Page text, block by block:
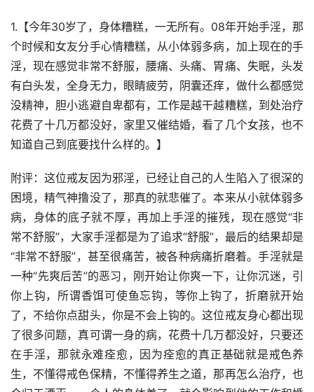
1.【今年30岁了，身体糟糕，一无所有。08年开始手淫，那
个时候和女友分手心情糟糕，从小体弱多病，加上现在的手
淫，现在感觉非常不舒服，腰痛、头痛、胃痛、失眠，头发
有白头发，全身无力，眼睛疲劳，阴囊还痒，做什么都感觉
没精神，胆小逃避自卑都有，工作是越干越糟糕，到处治疗
花费了十几万都没好，家里又催结婚，看了几个女孩，也不
知道自己到底要找什么样的。】
附评：这位戒友因为邪淫，已经让自己的人生陷入了很深的
困境，精气神撸没了，那真的就悲催了。本来从小就体弱多
病，身体的底子就不厚，再加上手淫的摧残，现在感觉“非
常不舒服”，大家手淫都是为了追求“舒服”，最后的结果却是
“非常不舒服”，甚至很痛苦，被各种病痛折磨着。手淫就是
一种“先爽后苦”的恶习，刚开始让你爽一下，让你沉迷，引
你上钩，所谓香饵可使鱼忘钩，等你上钩了，折磨就开始
了，不给你点甜头，你是不会上钩的。这位戒友身心都出现
了很多问题，真可谓一身的病，花费十几万都没好，只要还
在手淫，那就永难痊愈，因为痊愈的真正基础就是戒色养
生，不懂得戒色保精，不懂得养生之道，那再怎么治疗，也